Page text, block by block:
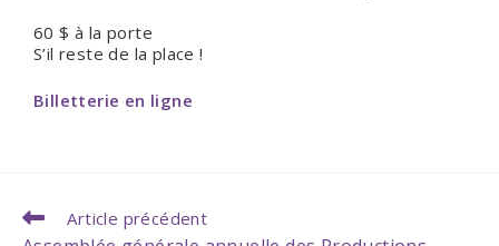
60 $ à la porte
S’il reste de la place !
Billetterie en ligne
Article précédent